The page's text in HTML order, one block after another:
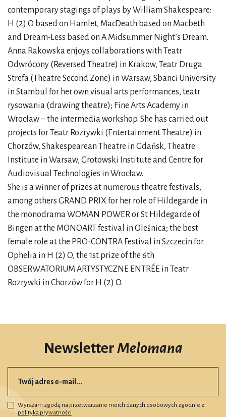
contemporary stagings of plays by William Shakespeare:
H (2) O based on Hamlet, MacDeath based on Macbeth
and Dream-Less based on A Midsummer Night’s Dream.
Anna Rakowska enjoys collaborations with Teatr
Odwrócony (Reversed Theatre) in Krakow, Teatr Druga
Strefa (Theatre Second Zone) in Warsaw, Sbanci University
in Stambul for her own visual arts performances, teatr
rysowania (drawing theatre); Fine Arts Academy in
Wrocław – the intermedia workshop. She has carried out
projects for Teatr Rozrywki (Entertainment Theatre) in
Chorzów, Shakespearean Theatre in Gdańsk, Theatre
Institute in Warsaw, Grotowski Institute and Centre for
Audiovisual Technologies in Wrocław.
She is a winner of prizes at numerous theatre festivals,
among others GRAND PRIX for her role of Hildegarde in
the monodrama WOMAN POWER or St Hildegarde of
Bingen at the MONOART festival in Oleśnica; the best
female role at the PRO-CONTRA Festival in Szczecin for
Ophelia in H (2) O, the 1st prize of the 6th
OBSERWATORIUM ARTYSTYCZNE ENTRÉE in Teatr
Rozrywki in Chorzów for H (2) O.
NewsletterMelomana
Wyrażam zgodę na przetwarzanie moich danych osobowych zgodnie z
polityką prywatności